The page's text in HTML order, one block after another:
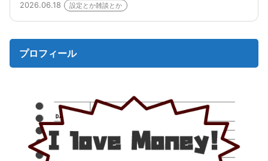
2026.06.18 設定とか雑談とか
プロフィール